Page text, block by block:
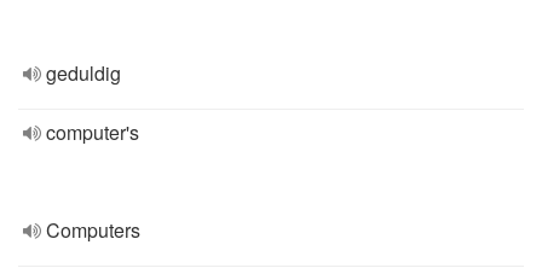
geduldig
computer's
Computers